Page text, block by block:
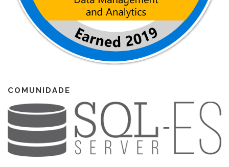
COMUNIDADE